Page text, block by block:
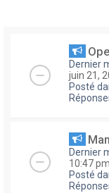
Dernier
juin 21,
Posté
Dernier
10:47 pm
Posté